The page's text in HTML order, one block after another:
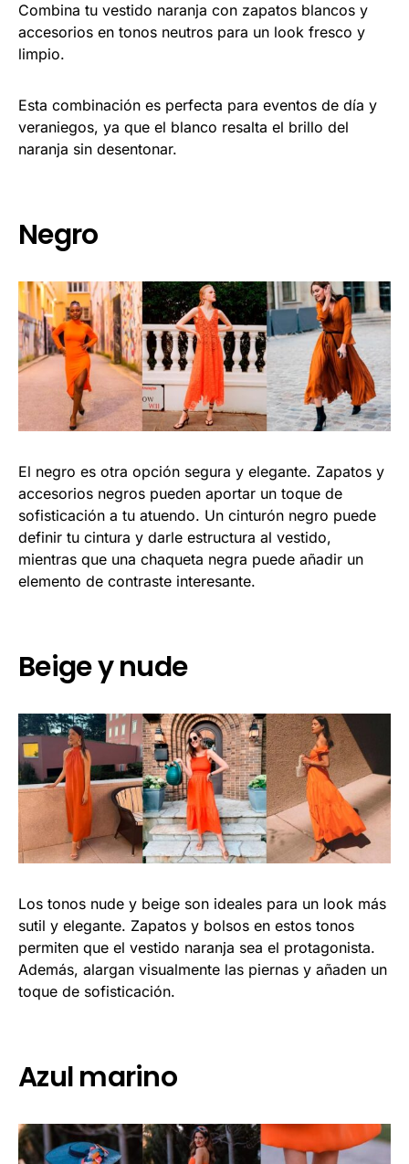
Combina tu vestido naranja con zapatos blancos y
accesorios en tonos neutros para un look fresco y
limpio.
Esta combinación es perfecta para eventos de día y
veraniegos, ya que el blanco resalta el brillo del
naranja sin desentonar.
Negro
El negro es otra opción segura y elegante. Zapatos y
accesorios negros pueden aportar un toque de
sofisticación a tu atuendo. Un cinturón negro puede
definir tu cintura y darle estructura al vestido,
mientras que una chaqueta negra puede añadir un
elemento de contraste interesante.
Beige y nude
Los tonos nude y beige son ideales para un look más
sutil y elegante. Zapatos y bolsos en estos tonos
permiten que el vestido naranja sea el protagonista.
Además, alargan visualmente las piernas y añaden un
toque de sofisticación.
Azul marino